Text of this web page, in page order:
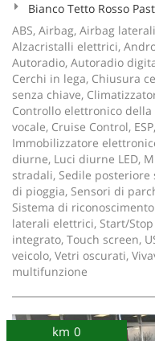
Bianco Tetto Rosso
ABS, Airbag, Airbag
Alzacristalli elettrici,
Autoradio, Autoradio
Cerchi in lega, Chiusura
senza chiave,
Controllo elettronico
vocale, Cruise Control,
Immobilizzatore
diurne, Luci diurne LED,
stradali, Sedile posteriore
di pioggia, Sensori di
Sistema di
laterali elettrici, Start/
integrato, Touch screen,
veicolo, Vetri oscurati,
multifunzione
km 0